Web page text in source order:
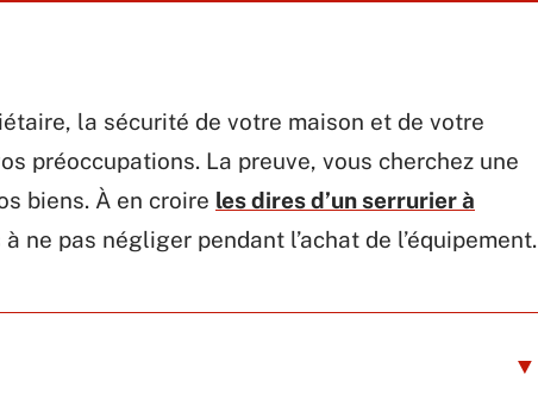
la sécurité de votre maison et de votre
préoccupations. La preuve, vous cherchez une
biens. À en croire les dires d’un serrurier à
ne pas négliger pendant l’achat de l’équipement.